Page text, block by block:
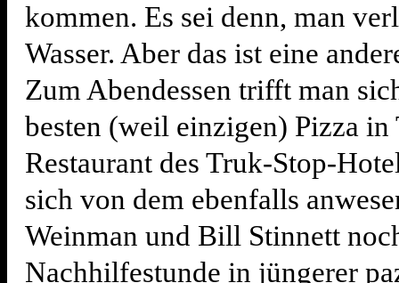
kommen. Es sei denn, man
Wasser. Aber das ist eine
Zum Abendessen trifft man
besten (weil einzigen) Pizza
Restaurant des Truk-Stop-
sich von dem ebenfalls
Weinman und Bill Stinnett
Nachhilfestunde in jüngerer